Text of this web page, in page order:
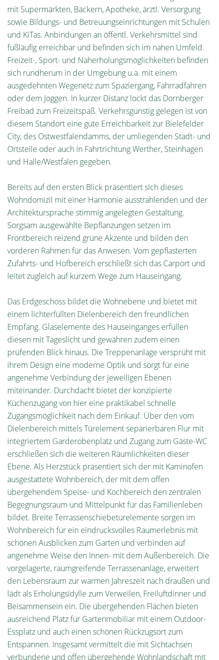
mit Supermärkten, Bäckern, Apotheke, ärztl. Versorgung
sowie Bildungs- und Betreuungseinrichtungen mit Schulen
und KiTas. Anbindungen an öffentl. Verkehrsmittel sind
fußläufig erreichbar und befinden sich im nahen Umfeld.
Freizeit-, Sport- und Naherholungsmöglichkeiten befinden
sich rundherum in der Umgebung u.a. mit einem
ausgedehnten Wegenetz zum Spaziergang, Fahrradfahren
oder dem Joggen. In kurzer Distanz lockt das Dornberger
Freibad zum Freizeitspaß. Verkehrsgünstig gelegen ist von
diesem Standort eine gute Erreichbarkeit zur Bielefelder
City, des Ostwestfalendamms, der umliegenden Stadt- und
Ortsteile oder auch in Fahrtrichtung Werther, Steinhagen
und Halle/Westfalen gegeben.
Bereits auf den ersten Blick präsentiert sich dieses
Wohndomizil mit einer Harmonie ausstrahlenden und der
Architektursprache stimmig angelegten Gestaltung.
Sorgsam ausgewählte Bepflanzungen setzen im
Frontbereich reizend grüne Akzente und bilden den
vorderen Rahmen für das Anwesen. Vom gepflasterten
Zufahrts- und Hofbereich erschließt sich das Carport und
leitet zugleich auf kurzem Wege zum Hauseingang.
Das Erdgeschoss bildet die Wohnebene und bietet mit
einem lichterfüllten Dielenbereich den freundlichen
Empfang. Glaselemente des Hauseinganges erfüllen
diesen mit Tageslicht und gewähren zudem einen
prüfenden Blick hinaus. Die Treppenanlage versprüht mit
ihrem Design eine moderne Optik und sorgt für eine
angenehme Verbindung der jeweiligen Ebenen
miteinander. Durchdacht bietet der konzipierte
Küchenzugang von hier eine praktikabel schnelle
Zugangsmöglichkeit nach dem Einkauf. Über den vom
Dielenbereich mittels Türelement separierbaren Flur mit
integriertem Garderobenplatz und Zugang zum Gäste-WC
erschließen sich die weiteren Räumlichkeiten dieser
Ebene. Als Herzstück präsentiert sich der mit Kaminofen
ausgestattete Wohnbereich, der mit dem offen
übergehendem Speise- und Kochbereich den zentralen
Begegnungsraum und Mittelpunkt für das Familienleben
bildet. Breite Terrassenschiebetürelemente sorgen im
Wohnbereich für ein eindrucksvolles Raumerlebnis mit
schönen Ausblicken zum Garten und verbinden auf
angenehme Weise den Innen- mit dem Außenbereich. Die
vorgelagerte, raumgreifende Terrassenanlage, erweitert
den Lebensraum zur warmen Jahreszeit nach draußen und
lädt als Erholungsidylle zum Verweilen, Freiluftdinner und
Beisammensein ein. Die übergehenden Flächen bieten
ausreichend Platz für Gartenmobiliar mit einem Outdoor-
Essplatz und auch einen schönen Rückzugsort zum
Entspannen. Insgesamt vermittelt die mit Sichtachsen
verbundene und offen übergehende Wohnlandschaft mit